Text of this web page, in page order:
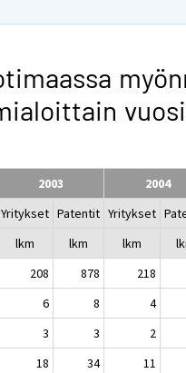
2003 2004
Yritykset Patentit Yritykset
lkm
lkm lkm
208 878 218
6 8 4
3 3 2
18 34 11